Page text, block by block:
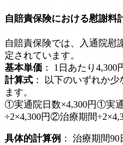
自賠責保険における慰謝料
自賠責保険では、入通院慰
定されています。
基本単価 ： 1日あたり4,300
計算式 ： 以下のいずれか
ます。
①実通院日数×4,300円①実
÷2×4,300円②治療期間
具体的計算例 ： 治療期間